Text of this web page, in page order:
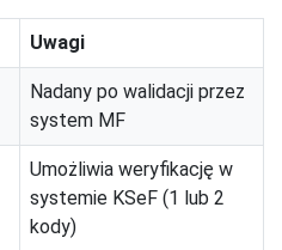
Uwagi
Nadany po walidacji przez
system MF
Umożliwia weryfikację w
systemie KSeF (1 lub 2
kody)